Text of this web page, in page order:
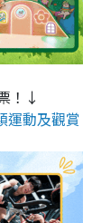
！↓
運動及觀賞